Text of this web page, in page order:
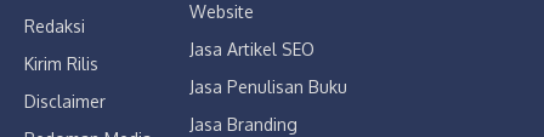
Redaksi
Kirim Rilis
Disclaimer
Website
Jasa Artikel SEO
Jasa Penulisan Buku
Jasa Branding